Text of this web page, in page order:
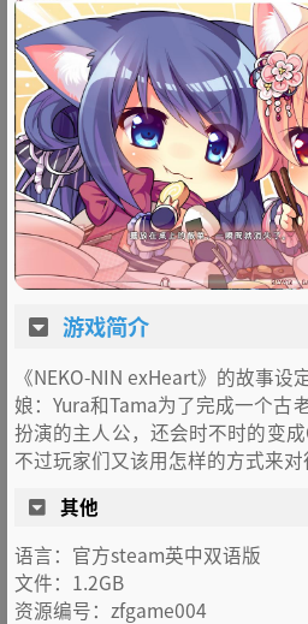
游戏简介
《NEKO-NIN exHeart》的故事
娘：Yura和Tama为了完成一个古
扮演的主人公，还会时不时的变
不过玩家们又该用怎样的方式来对
其他
语言：官方steam英中双语版
文件：1.2GB
资源编号：zfgame004